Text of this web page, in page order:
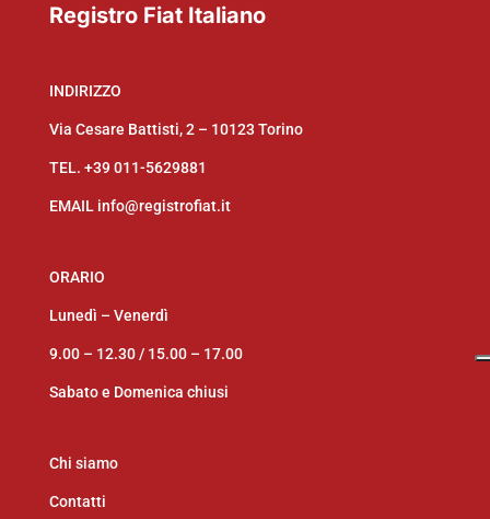
Registro Fiat Italiano
INDIRIZZO
Via Cesare Battisti, 2 – 10123 Torino
TEL. +39 011-5629881
EMAIL info@registrofiat.it
ORARIO
Lunedì – Venerdì
9.00 – 12.30 / 15.00 – 17.00
Sabato e Domenica chiusi
Chi siamo
Contatti